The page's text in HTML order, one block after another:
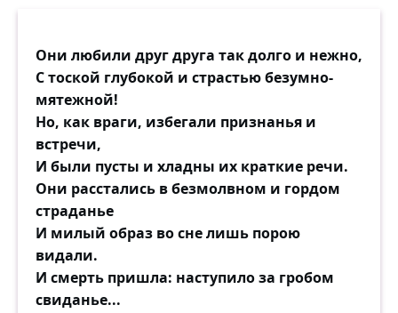
стих,
Облитый горечью и злостью!..
Они любили друг друга так долго и нежно,
С тоской глубокой и страстью безумно-
мятежной!
Но, как враги, избегали признанья и
встречи,
И были пусты и хладны их краткие речи.
Они расстались в безмолвном и гордом
страданье
И милый образ во сне лишь порою
видали.
И смерть пришла: наступило за гробом
свиданье...